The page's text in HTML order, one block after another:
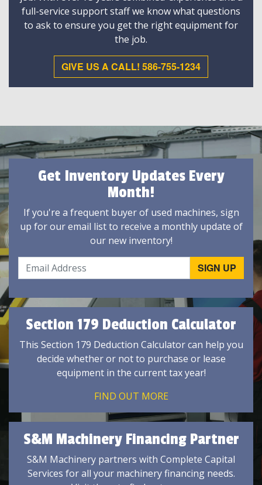
full-service support staff we know what questions
to ask to ensure you get the right equipment for
the job.
GIVE US A CALL! 586-755-1234
Get Inventory Updates Every
Month!
If you're a frequent buyer of used machines, sign
up for our email list to receive a monthly update of
our new inventory!
Section 179 Deduction Calculator
This Section 179 Deduction Calculator can help you
decide whether or not to purchase or lease
equipment in the current tax year!
FIND OUT MORE
S&M Machinery Financing Partner
S&M Machinery partners with Complete Capital
Services for all your machinery financing needs.